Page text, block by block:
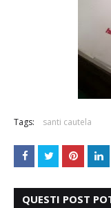
Tags: santi cautela
QUESTI POST